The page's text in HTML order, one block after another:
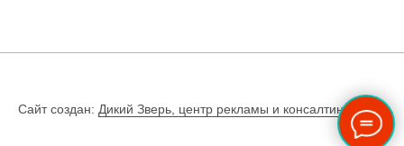
Сайт создан: Дикий Зверь, центр рекламы и консалтинга